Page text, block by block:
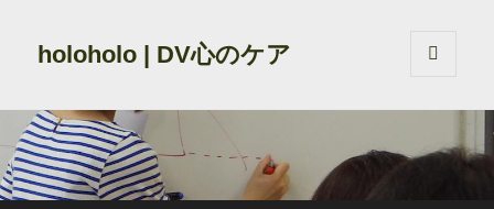
holoholo | DV心のケア
ーとウ
ット